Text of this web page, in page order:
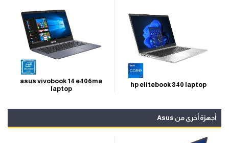
hp elitebook 840 laptop
asus vivobook 14 e406ma
laptop
أجهزة أخرى من Asus